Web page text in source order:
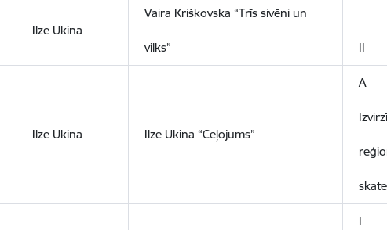
Ilze Ukina
Vaira Kriškovska “Trīs sivēni un
vilks” II
Ilze Ukina Ilze Ukina “Ceļojums”
A
I